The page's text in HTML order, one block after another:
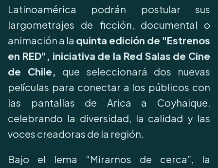
Latinoamérica podrán postular sus
largometrajes de ficción, documental o
animación a la quinta edición de "Estrenos
en RED", iniciativa de la Red Salas de Cine
de Chile, que seleccionará dos nuevas
películas para conectar a los públicos con
las pantallas de Arica a Coyhaique,
celebrando la diversidad, la calidad y las
voces creadoras de la región.
Bajo el lema “Mirarnos de cerca”, la